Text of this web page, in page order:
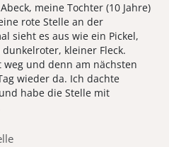
meine Tochter (10 Jahre)
rote Stelle an der
sieht es aus wie ein Pickel,
kleiner Fleck.
weg und denn am nächsten
wieder da. Ich dachte
habe die Stelle mit